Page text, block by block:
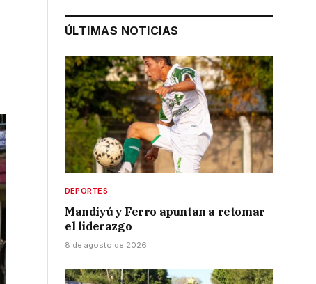
ÚLTIMAS NOTICIAS
DEPORTES
Mandiyú y Ferro apuntan a retomar
el liderazgo
8 de agosto de 2026